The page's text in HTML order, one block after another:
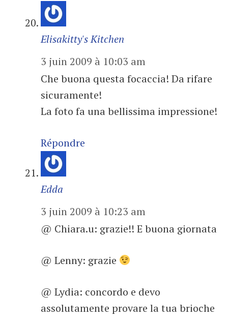
Elisakitty's Kitchen
3 juin 2009 à 10:03 am
Che buona questa focaccia! Da rifare
sicuramente!
La foto fa una bellissima impressione!
Répondre
Edda
3 juin 2009 à 10:23 am
@ Chiara.u: grazie!! E buona giornata
@ Lenny: grazie
@ Lydia: concordo e devo
assolutamente provare la tua brioche